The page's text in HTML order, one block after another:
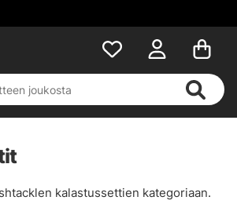
kalastussettien kategoriaan.